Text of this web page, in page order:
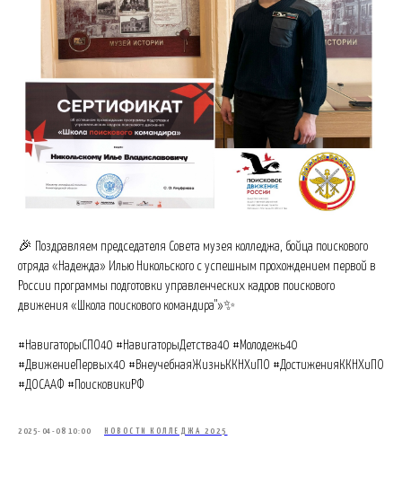
🎉 Поздравляем председателя Совета музея колледжа, бойца поискового
отряда «Надежда» Илью Никольского с успешным прохождением первой в
России программы подготовки управленческих кадров поискового
движения «Школа поискового командира"»✨
#НавигаторыСПО40 #НавигаторыДетства40 #Молодежь40
#ДвижениеПервых40 #ВнеучебнаяЖизньККНХиПО #ДостиженияККНХиПО
#ДОСААФ #ПоисковикиРФ
2025-04-08 10:00 НОВОСТИ КОЛЛЕДЖА 2025